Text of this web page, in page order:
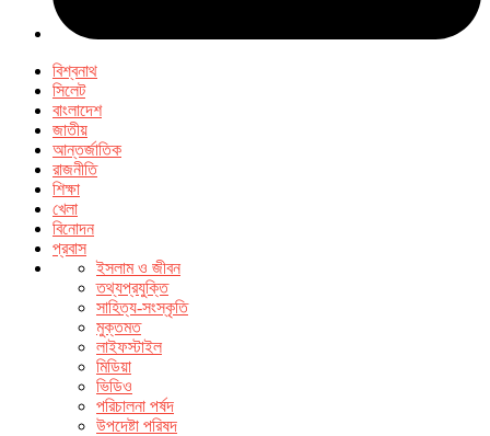
বিশ্বনাথ
সিলেট
বাংলাদেশ
জাতীয়
আন্তর্জাতিক
রাজনীতি
শিক্ষা
খেলা
বিনোদন
প্রবাস
ইসলাম ও জীবন
তথ্যপ্রযুক্তি
সাহিত্য-সংস্কৃতি
মুক্তমত
লাইফস্টাইল
মিডিয়া
ভিডিও
পরিচালনা পর্ষদ
উপদেষ্টা পরিষদ